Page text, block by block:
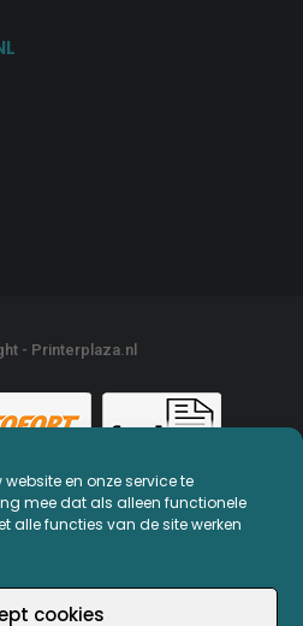
en onze service te
mee dat als alleen functionele
alle functies van de site werken
cookies
- Printerplaza.nl